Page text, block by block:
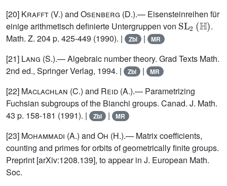
[20] Krafft (V.) and Osenberg (D.).— Eisensteinreihen für
einige arithmetisch definierte Untergruppen von
SL2(ℍ)
.
Math. Z. 204 p. 425-449 (1990). |
Zbl | MR
[21] Lang (S.).— Algebraic number theory. Grad Texts Math.
2nd ed., Springer Verlag, 1994. |
Zbl | MR
[22] Maclachlan (C.) and Reid (A.).— Parametrizing
Fuchsian subgroups of the Bianchi groups. Canad. J. Math.
43 p. 158-181 (1991). |
Zbl | MR
[23] Mohammadi (A.) and Oh (H.).— Matrix coefficients,
counting and primes for orbits of geometrically finite groups.
Preprint [arXiv:1208.139], to appear in J. European Math.
Soc.